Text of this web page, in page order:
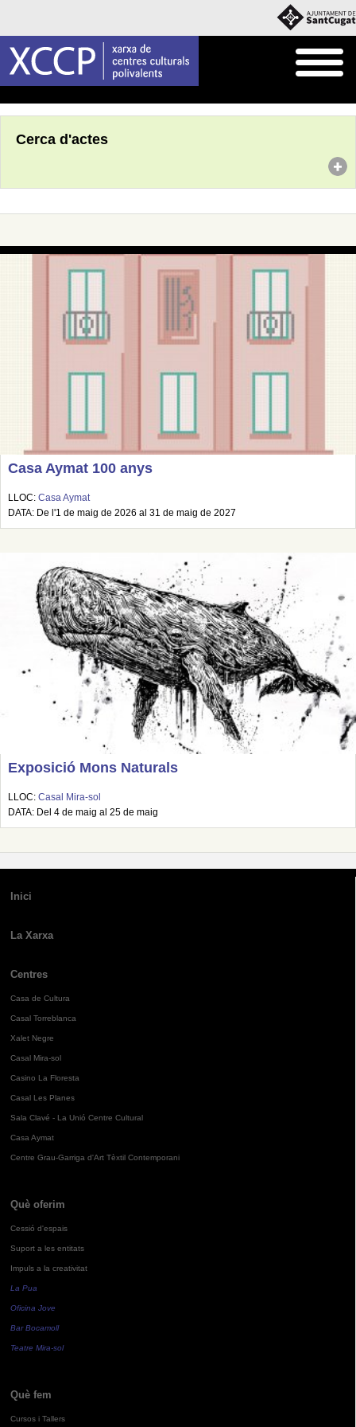
Cerca d'actes
Casa Aymat 100 anys
LLOC: Casa Aymat
DATA: De l'1 de maig de 2026 al 31 de maig de 2027
Exposició Mons Naturals
LLOC: Casal Mira-sol
DATA: Del 4 de maig al 25 de maig
Inici
La Xarxa
Centres
Casa de Cultura
Casal Torreblanca
Xalet Negre
Casal Mira-sol
Casino La Floresta
Casal Les Planes
Sala Clavé - La Unió Centre Cultural
Casa Aymat
Centre Grau-Garriga d'Art Tèxtil Contemporani
Què oferim
Cessió d'espais
Suport a les entitats
Impuls a la creativitat
La Pua
Oficina Jove
Bar Bocamoll
Teatre Mira-sol
Què fem
Cursos i Tallers